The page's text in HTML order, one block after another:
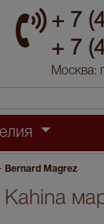
+ 7
+ 7
Москва:
Bernard Magrez
Kahina